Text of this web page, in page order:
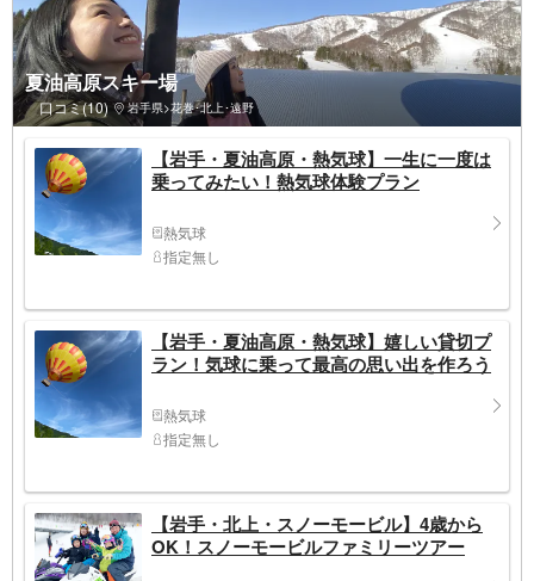
夏油高原スキー場
口コミ(10) 岩手県>花巻･北上･遠野
【岩手・夏油高原・熱気球】一生に一度は
乗ってみたい！熱気球体験プラン
熱気球
指定無し
【岩手・夏油高原・熱気球】嬉しい貸切プ
ラン！気球に乗って最高の思い出を作ろう
熱気球
指定無し
【岩手・北上・スノーモービル】4歳から
OK！スノーモービルファミリーツアー